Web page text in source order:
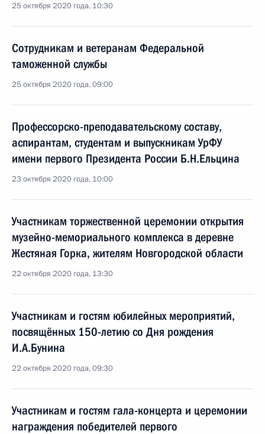
25 октября 2020 года, 10:30
Сотрудникам и ветеранам Федеральной
таможенной службы
25 октября 2020 года, 09:00
Профессорско-преподавательскому составу,
аспирантам, студентам и выпускникам УрФУ
имени первого Президента России Б.Н.Ельцина
23 октября 2020 года, 10:00
Участникам торжественной церемонии открытия
музейно-мемориального комплекса в деревне
Жестяная Горка, жителям Новгородской области
22 октября 2020 года, 13:30
Участникам и гостям юбилейных мероприятий,
посвящённых 150-летию со Дня рождения
И.А.Бунина
22 октября 2020 года, 09:30
Участникам и гостям гала-концерта и церемонии
награждения победителей первого